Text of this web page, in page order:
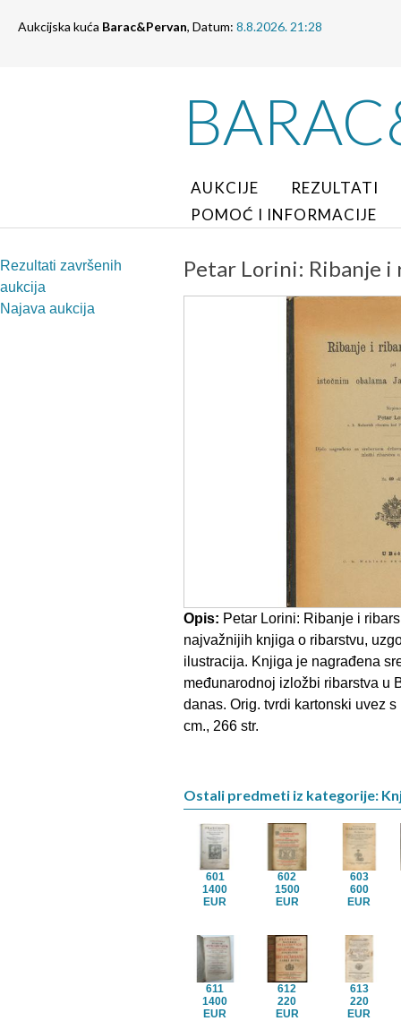
Aukcijska kuća Barac&Pervan, Datum: 8.8.2026. 21:28
AUKCIJE
REZULTATI
POMOĆ I INFORMACIJE
Rezultati završenih
aukcija
Najava aukcija
Petar Lorini: Ribanje i
Opis: Petar Lorini: Ribanje i
najvažnijih knjiga o ribarstvu,
ilustracija. Knjiga je nagrađena
međunarodnoj izložbi ribarstva u
danas. Orig. tvrdi kartonski uvez
cm., 266 str.
Ostali predmeti iz kategorije:
601
1400
EUR
602
1500
EUR
603
600
EUR
611
1400
EUR
612
220
EUR
613
220
EUR